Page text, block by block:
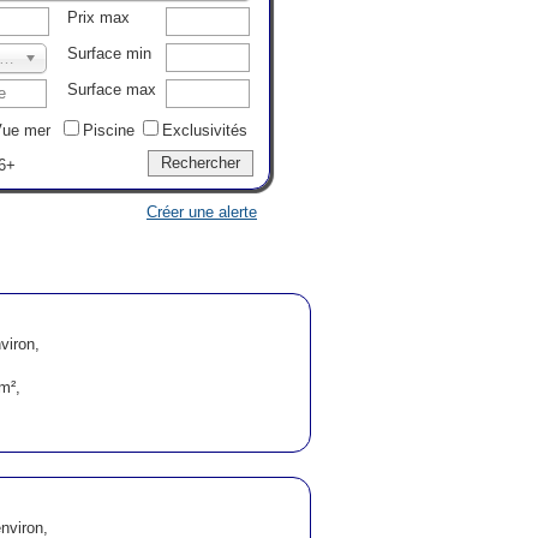
Prix max
Dernières annonces..
Surface min
Surface max
mer Piscine
Exclusivités
Créer une alerte